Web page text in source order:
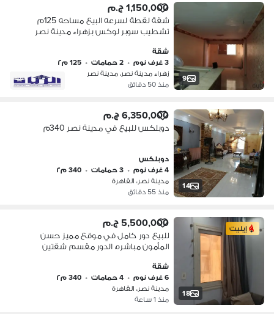
9
1,150,000 ج.م
شقة لقطة لسرعه البيع مساحه 125م
تشطيب سوبر لوكس بزهراء مدينة نصر
شقة
3 غرف نوم
• 2 حمامات • 125 م٢
زهراء مدينة نصر، مدينة نصر
منذ 50 دقائق
14
6,350,000 ج.م
دوبلكس للبيع في مدينة نصر 340م
دوبلكس
4 غرف نوم
• 3 حمامات • 340 م٢
مدينة نصر، القاهرة
منذ 55 دقائق
18
إيليت 5,500,000 ج.م
للبيع دور كامل في موقع مميز حسن
المأمون مباشره، الدور مقسم شقتين
شقة
6 غرف نوم
• 4 حمامات • 340 م٢
مدينة نصر، القاهرة
منذ 1 ساعة